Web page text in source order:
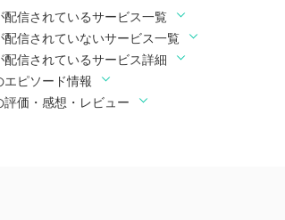
信されているサービス一覧
信されていないサービス一覧
信されているサービス詳細
エピソード情報
価・感想・レビュー